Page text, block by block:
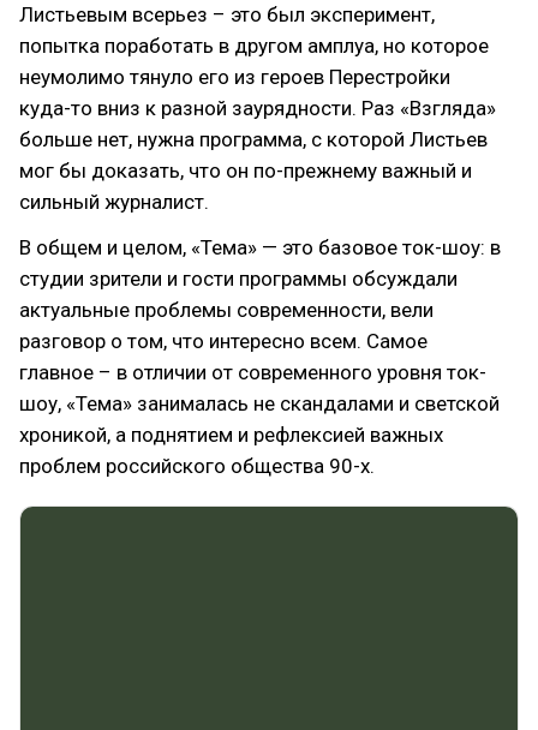
Листьевым всерьез – это был эксперимент,
попытка поработать в другом амплуа, но которое
неумолимо тянуло его из героев Перестройки
куда-то вниз к разной заурядности. Раз «Взгляда»
больше нет, нужна программа, с которой Листьев
мог бы доказать, что он по-прежнему важный и
сильный журналист.
В общем и целом, «Тема» — это базовое ток-шоу: в
студии зрители и гости программы обсуждали
актуальные проблемы современности, вели
разговор о том, что интересно всем. Самое
главное – в отличии от современного уровня ток-
шоу, «Тема» занималась не скандалами и светской
хроникой, а поднятием и рефлексией важных
проблем российского общества 90-х.